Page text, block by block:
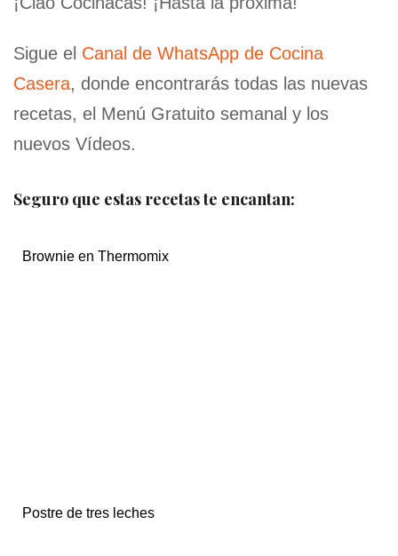
Sigue el Canal de WhatsApp de Cocina
Casera, donde encontrarás todas las nuevas
recetas, el Menú Gratuito semanal y los
nuevos Vídeos.
Seguro que estas recetas te encantan:
Brownie en Thermomix
Postre de tres leches